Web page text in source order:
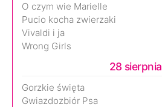
O czym wie Marielle
Pucio kocha zwierzaki
Vivaldi i ja
Wrong Girls
28 sierpnia
Gorzkie święta
Gwiazdozbiór Psa